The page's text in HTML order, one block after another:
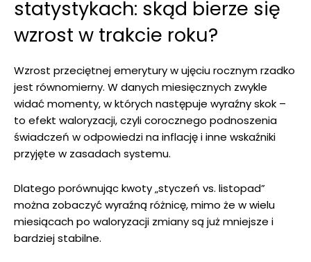
statystykach: skąd bierze się
wzrost w trakcie roku?
Wzrost przeciętnej emerytury w ujęciu rocznym rzadko
jest równomierny. W danych miesięcznych zwykle
widać momenty, w których następuje wyraźny skok –
to efekt waloryzacji, czyli corocznego podnoszenia
świadczeń w odpowiedzi na inflację i inne wskaźniki
przyjęte w zasadach systemu.
Dlatego porównując kwoty „styczeń vs. listopad”
można zobaczyć wyraźną różnicę, mimo że w wielu
miesiącach po waloryzacji zmiany są już mniejsze i
bardziej stabilne.